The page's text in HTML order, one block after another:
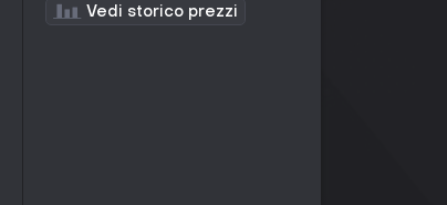
Vedi storico prezzi